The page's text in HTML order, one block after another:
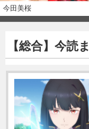
今田美桜
【総合】今読